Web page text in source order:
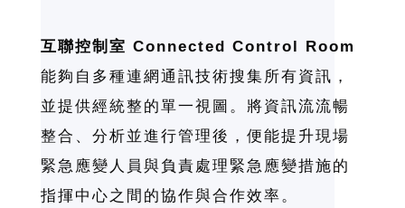
互聯控制室 Connected Control Room
能夠自多種連網通訊技術搜集所有資訊，
並提供經統整的單一視圖。將資訊流流暢
整合、分析並進行管理後，便能提升現場
緊急應變人員與負責處理緊急應變措施的
指揮中心之間的協作與合作效率。